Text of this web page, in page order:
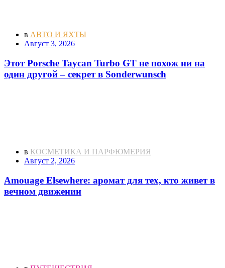
в АВТО И ЯХТЫ
Август 3, 2026
Этот Porsche Taycan Turbo GT не похож ни на
один другой – секрет в Sonderwunsch
в КОСМЕТИКА И ПАРФЮМЕРИЯ
Август 2, 2026
Amouage Elsewhere: аромат для тех, кто живет в
вечном движении